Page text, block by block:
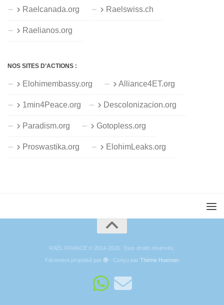
Raelcanada.org Raelswiss.ch
Raelianos.org
NOS SITES D’ACTIONS :
Elohimembassy.org Alliance4ET.org
1min4Peace.org Descolonizacion.org
Paradism.org Gotopless.org
Proswastika.org ElohimLeaks.org
RAËL FRANCE © 2014-2026. Tous droits réservés.
Fièrement propulsé par
- Conçu parThème Hueman